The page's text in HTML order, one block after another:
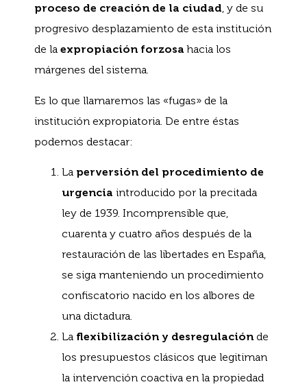
proceso de creación de la ciudad, y de su
progresivo desplazamiento de esta institución
de la expropiación forzosa hacia los
márgenes del sistema.
Es lo que llamaremos las «fugas» de la
institución expropiatoria. De entre éstas
podemos destacar:
La perversión del procedimiento de
urgencia introducido por la precitada
ley de 1939. Incomprensible que,
cuarenta y cuatro años después de la
restauración de las libertades en España,
se siga manteniendo un procedimiento
confiscatorio nacido en los albores de
una dictadura.
La flexibilización y desregulación de
los presupuestos clásicos que legitiman
la intervención coactiva en la propiedad